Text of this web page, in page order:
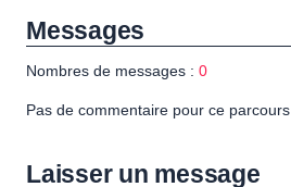
Messages
Nombres de messages : 0
Pas de commentaire pour ce parcours
Laisser un message